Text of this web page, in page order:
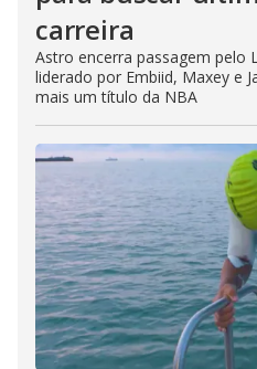
carreira
Astro encerra passagem pelo
liderado por Embiid, Maxey e
mais um título da NBA